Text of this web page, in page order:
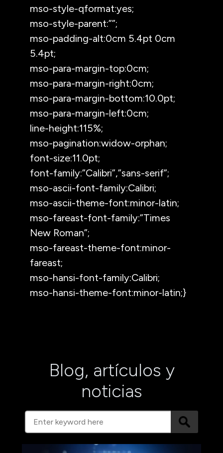
mso-style-qformat:yes;
mso-style-parent:””;
mso-padding-alt:0cm 5.4pt 0cm
5.4pt;
mso-para-margin-top:0cm;
mso-para-margin-right:0cm;
mso-para-margin-bottom:10.0pt;
mso-para-margin-left:0cm;
line-height:115%;
mso-pagination:widow-orphan;
font-size:11.0pt;
font-family:”Calibri”,”sans-serif”;
mso-ascii-font-family:Calibri;
mso-ascii-theme-font:minor-latin;
mso-fareast-font-family:”Times
New Roman”;
mso-fareast-theme-font:minor-
fareast;
mso-hansi-font-family:Calibri;
mso-hansi-theme-font:minor-latin;}
Blog, artículos y
noticias